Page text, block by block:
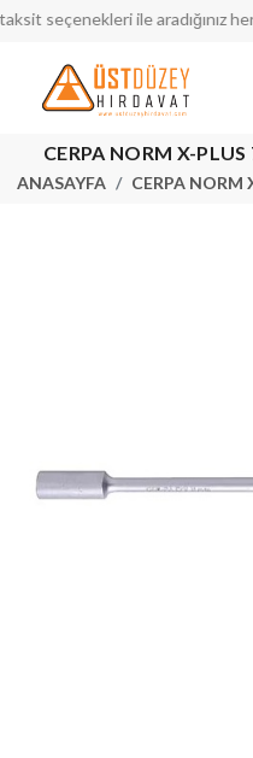
seçenekleri ile aradığınız her
CERPA NORM X-
ANASAYFA CERPA